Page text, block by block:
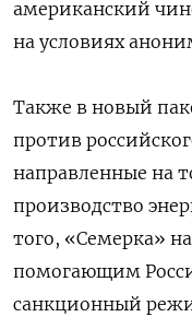
американский
на условиях
Также в новый
против
направленные на
производство
того, «Семерка»
помогающим
санкционный